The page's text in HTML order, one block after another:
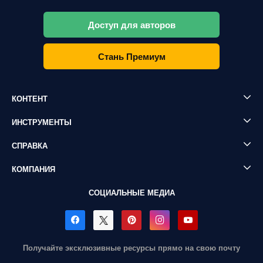
Доступ для авторов
Стань Премиум
КОНТЕНТ
ИНСТРУМЕНТЫ
СПРАВКА
КОМПАНИЯ
СОЦИАЛЬНЫЕ МЕДИА
Получайте эксклюзивные ресурсы прямо на свою почту